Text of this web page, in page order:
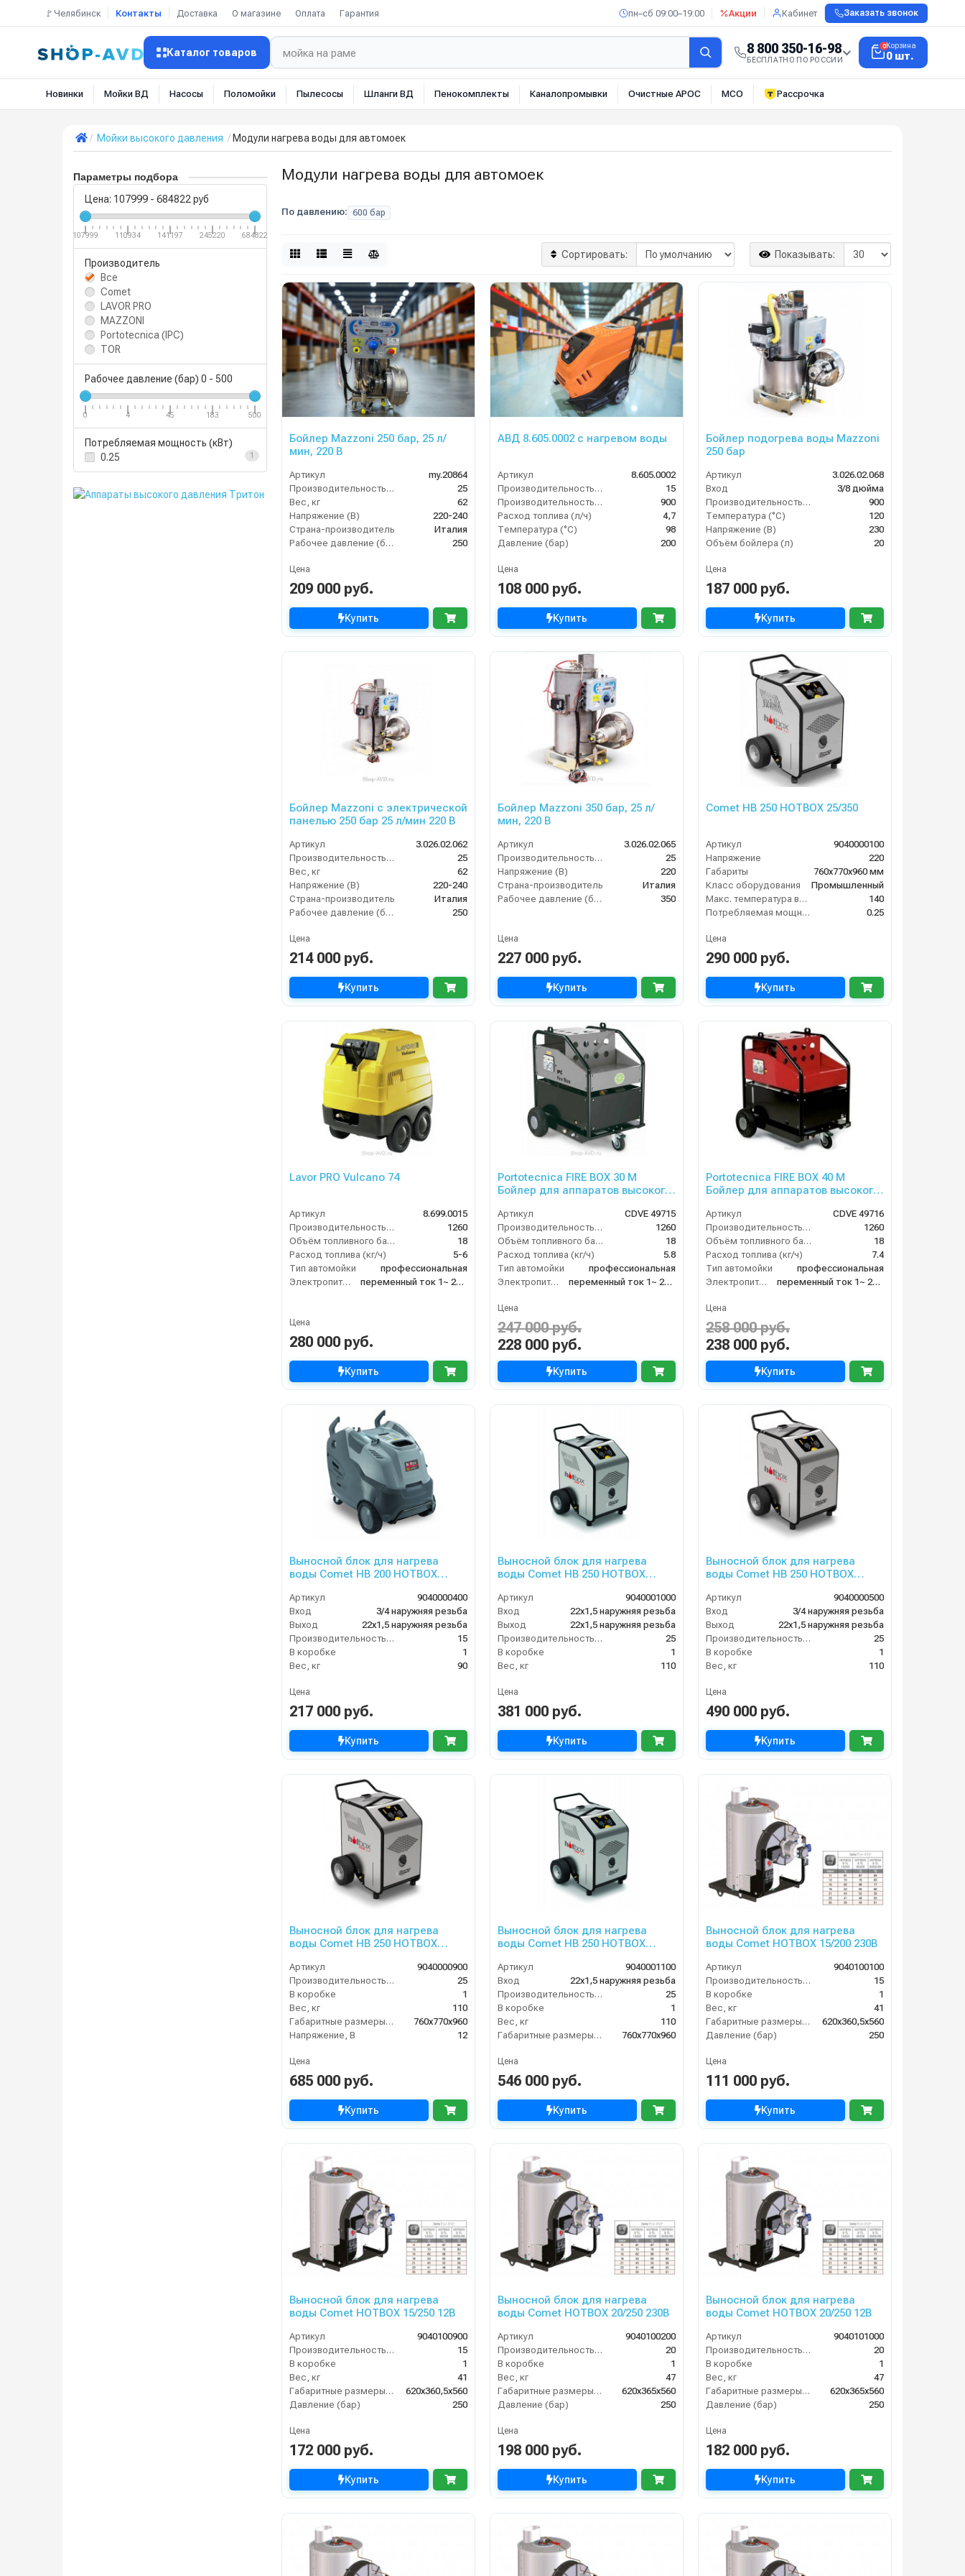
🚩Челябинск Контакты Доставка О магазине Оплата Гарантия пн–сб 09:00–19:00 Акции Кабинет Заказать звонок
Каталог товаров 8 800 350-16-98
БЕСПЛАТНО ПО РОССИИ
0Корзина
0 шт.
Новинки Мойки ВД Насосы Поломойки Пылесосы Шланги ВД Пенокомплекты Каналопромывки Очистные АРОС МСО Рассрочка
Мойки высокого давления Модули нагрева воды для автомоек
Параметры подбора
Цена: 107999 - 684822 руб
107999 110934 141197 245220 684822
Производитель
Все
Comet
LAVOR PRO
MAZZONI
Portotecnica (IPC)
TOR
Рабочее давление (бар) 0 - 500
0 4 45 183 500
Потребляемая мощность (кВт)
0.25
1
Модули нагрева воды для автомоек
По давлению: 600 бар
Сортировать: Показывать:
Бойлер Mazzoni 250 бар, 25 л/
мин, 220 В
Артикул
my.20864
Производительность (л/мин)
25
Вес, кг
62
Напряжение (В)
220-240
Страна-производитель
Италия
Рабочее давление (бар)
250
Цена
209 000 руб.
Купить
АВД 8.605.0002 с нагревом воды
Артикул
8.605.0002
Производительность (л/мин)
15
Производительность (л/ч)
900
Расход топлива (л/ч)
4,7
Температура (°C)
98
Давление (бар)
200
Цена
108 000 руб.
Купить
Бойлер подогрева воды Mazzoni
250 бар
Артикул
3.026.02.068
Вход
3/8 дюйма
Производительность (л/ч)
900
Температура (°C)
120
Напряжение (В)
230
Объём бойлера (л)
20
Цена
187 000 руб.
Купить
Бойлер Mazzoni с электрической
панелью 250 бар 25 л/мин 220 В
Артикул
3.026.02.062
Производительность (л/мин)
25
Вес, кг
62
Напряжение (В)
220-240
Страна-производитель
Италия
Рабочее давление (бар)
250
Цена
214 000 руб.
Купить
Бойлер Mazzoni 350 бар, 25 л/
мин, 220 В
Артикул
3.026.02.065
Производительность (л/мин)
25
Напряжение (В)
220
Страна-производитель
Италия
Рабочее давление (бар)
350
Цена
227 000 руб.
Купить
Comet HB 250 HOTBOX 25/350
Артикул
9040000100
Напряжение
220
Габариты
760х770х960 мм
Класс оборудования
Промышленный
Макс. температура воды на выходе (°C)
140
Потребляемая мощность (кВт)
0.25
Цена
290 000 руб.
Купить
Lavor PRO Vulcano 74
Артикул
8.699.0015
Производительность (л/ч)
1260
Объём топливного бака (л)
18
Расход топлива (кг/ч)
5-6
Тип автомойки
профессиональная
Электропитание
переменный ток 1~ 230 В/ 50 Гц
Цена
280 000 руб.
Купить
Portotecnica FIRE BOX 30 M
Бойлер для аппаратов высокого
Артикул
CDVE 49715
Производительность (л/ч)
1260
Объём топливного бака (л)
18
Расход топлива (кг/ч)
5.8
Тип автомойки
профессиональная
Электропитание
переменный ток 1~ 230 В/ 50 Гц
Цена
247 000 руб.
228 000 руб.
Купить
Portotecnica FIRE BOX 40 M
Бойлер для аппаратов высокого
Артикул
CDVE 49716
Производительность (л/ч)
1260
Объём топливного бака (л)
18
Расход топлива (кг/ч)
7.4
Тип автомойки
профессиональная
Электропитание
переменный ток 1~ 230 В/ 50 Гц
Цена
258 000 руб.
238 000 руб.
Купить
Выносной блок для нагрева
воды Comet HB 200 HOTBOX
Артикул
9040000400
Вход
3/4 наружняя резьба
Выход
22х1,5 наружняя резьба
Производительность (л/мин)
15
В коробке
1
Вес, кг
90
Цена
217 000 руб.
Купить
Выносной блок для нагрева
воды Comet HB 250 HOTBOX
Артикул
9040001000
Вход
22х1,5 наружняя резьба
Выход
22х1,5 наружняя резьба
Производительность (л/мин)
25
В коробке
1
Вес, кг
110
Цена
381 000 руб.
Купить
Выносной блок для нагрева
воды Comet HB 250 HOTBOX
Артикул
9040000500
Вход
3/4 наружняя резьба
Выход
22х1,5 наружняя резьба
Производительность (л/мин)
25
В коробке
1
Вес, кг
110
Цена
490 000 руб.
Купить
Выносной блок для нагрева
воды Comet HB 250 HOTBOX
Артикул
9040000900
Производительность (л/мин)
25
В коробке
1
Вес, кг
110
Габаритные размеры, мм
760x770x960
Напряжение, В
12
Цена
685 000 руб.
Купить
Выносной блок для нагрева
воды Comet HB 250 HOTBOX
Артикул
9040001100
Вход
22х1,5 наружняя резьба
Производительность (л/мин)
25
В коробке
1
Вес, кг
110
Габаритные размеры, мм
760x770x960
Цена
546 000 руб.
Купить
Выносной блок для нагрева
воды Comet HOTBOX 15/200 230В
Артикул
9040100100
Производительность (л/мин)
15
В коробке
1
Вес, кг
41
Габаритные размеры, мм
620x360,5x560
Давление (бар)
250
Цена
111 000 руб.
Купить
Выносной блок для нагрева
воды Comet HOTBOX 15/250 12В
Артикул
9040100900
Производительность (л/мин)
15
В коробке
1
Вес, кг
41
Габаритные размеры, мм
620x360,5x560
Давление (бар)
250
Цена
172 000 руб.
Купить
Выносной блок для нагрева
воды Comet HOTBOX 20/250 230В
Артикул
9040100200
Производительность (л/мин)
20
В коробке
1
Вес, кг
47
Габаритные размеры, мм
620x365x560
Давление (бар)
250
Цена
198 000 руб.
Купить
Выносной блок для нагрева
воды Comet HOTBOX 20/250 12В
Артикул
9040101000
Производительность (л/мин)
20
В коробке
1
Вес, кг
47
Габаритные размеры, мм
620x365x560
Давление (бар)
250
Цена
182 000 руб.
Купить